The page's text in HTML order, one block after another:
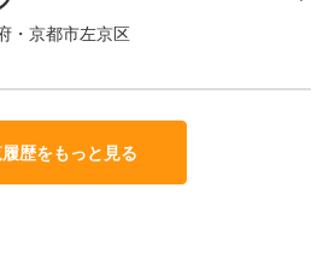
・京都市左京区
歴をもっと見る